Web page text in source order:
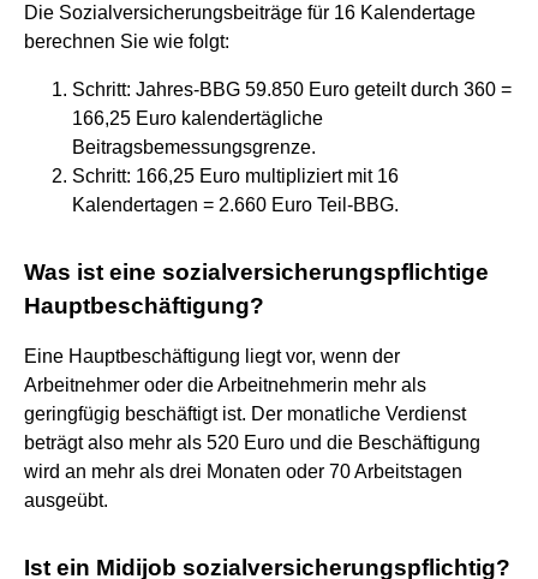
Die Sozialversicherungsbeiträge für 16 Kalendertage
berechnen Sie wie folgt:
Schritt: Jahres-BBG 59.850 Euro geteilt durch 360 =
166,25 Euro kalendertägliche
Beitragsbemessungsgrenze.
Schritt: 166,25 Euro multipliziert mit 16
Kalendertagen = 2.660 Euro Teil-BBG.
Was ist eine sozialversicherungspflichtige
Hauptbeschäftigung?
Eine Hauptbeschäftigung liegt vor, wenn der
Arbeitnehmer oder die Arbeitnehmerin mehr als
geringfügig beschäftigt ist. Der monatliche Verdienst
beträgt also mehr als 520 Euro und die Beschäftigung
wird an mehr als drei Monaten oder 70 Arbeitstagen
ausgeübt.
Ist ein Midijob sozialversicherungspflichtig?